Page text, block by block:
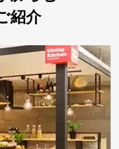
紹介